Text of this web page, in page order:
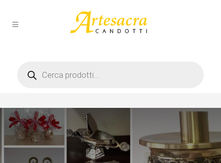
search